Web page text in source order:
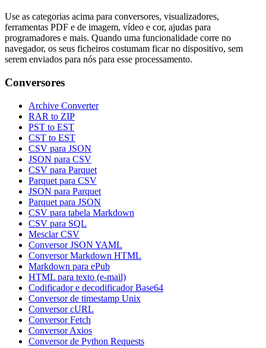
Use as categorias acima para conversores, visualizadores,
ferramentas PDF e de imagem, vídeo e cor, ajudas para
programadores e mais. Quando uma funcionalidade corre no
navegador, os seus ficheiros costumam ficar no dispositivo, sem
serem enviados para nós para esse processamento.
Conversores
Archive Converter
RAR to ZIP
PST to EST
CST to EST
CSV para JSON
JSON para CSV
CSV para Parquet
Parquet para CSV
JSON para Parquet
Parquet para JSON
CSV para tabela Markdown
CSV para SQL
Mesclar CSV
Conversor JSON YAML
Conversor Markdown HTML
Markdown para ePub
HTML para texto (e-mail)
Codificador e decodificador Base64
Conversor de timestamp Unix
Conversor cURL
Conversor Fetch
Conversor Axios
Conversor de Python Requests